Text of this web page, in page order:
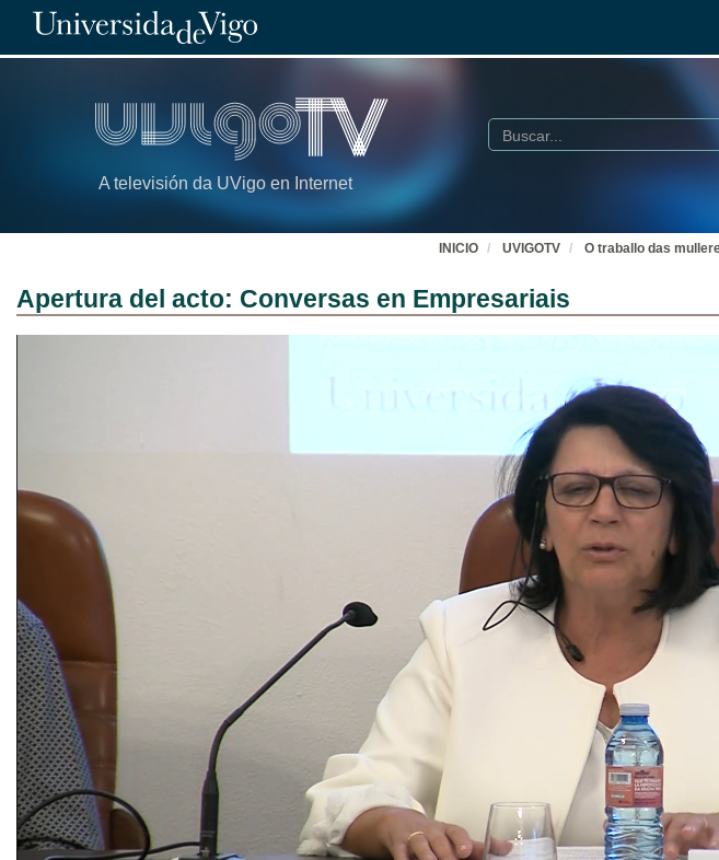
A televisión da UVigo en Internet
Buscar
INICIO UVIGOTV O traballo das
Apertura del acto: Conversas en Empresariais